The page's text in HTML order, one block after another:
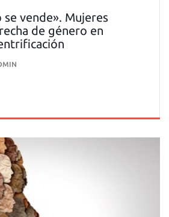
se vende». Mujeres
de género en